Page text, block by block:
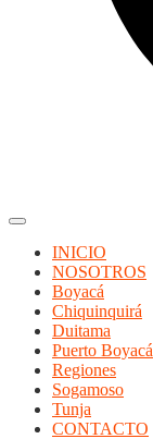
INICIO
NOSOTROS
Boyacá
Chiquinquirá
Duitama
Puerto Boyacá
Regiones
Sogamoso
Tunja
CONTACTO